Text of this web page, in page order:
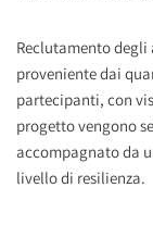
Reclutamento
proveniente dai
partecipanti, con
progetto vengono
accompagnato da
livello di resilienza.